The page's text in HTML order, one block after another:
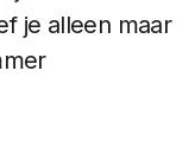
je alleen maar